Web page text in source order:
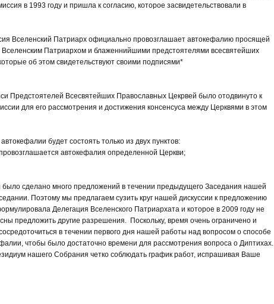
в 1993 году и пришла к согласию, которое засвидетельствовали в
Вселенский Патриарх официально провозглашает автокефалию просящей
Патриархом и блаженнийшими предстоятелями всесвятейших
об этом свидетельствуют своими подписями*
Предстоятелей Всесвятейших Православных Цекрвей было отодвинуто к
для его рассмотрения и достижения консенсуса между Церквями в этом
будет состоять только из двух пунктов:
автокефалия определенной Церкви;
и было сделано много предложений в течении предыдущего Заседания нашей
Поэтому мы предлагаем сузить круг нашей дискуссии к предложению
Делегация Вселенского Патриархата и которое в 2009 году не
предложить другие разрешения. Поскольку, время очень ограничено и
в течении первого дня нашей работы над вопросом о способе
чтобы было достаточно времени для рассмотрения вопроса о Диптихах.
нашего Собрания четко соблюдать график работ, испрашивая Ваше